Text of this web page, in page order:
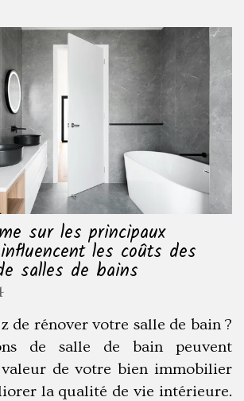
sur les principaux
les coûts des
salles de bains
de rénover votre salle de bain ?
de salle de bain peuvent
de votre bien immobilier
la qualité de vie intérieure.